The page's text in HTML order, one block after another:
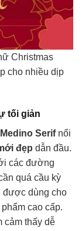
Christmas
cho nhiều dịp
tối giản
Medino Serifnổi
đẹp dẫn đầu.
các đường
quá cầu kỳ
được dùng cho
cao cấp.
cảm thấy dễ